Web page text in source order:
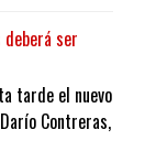
deberá ser
tarde el nuevo
Contreras,